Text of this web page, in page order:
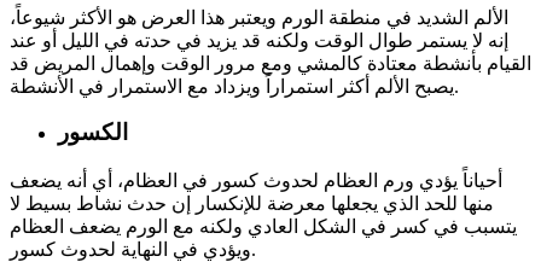
الألم الشديد في منطقة الورم ويعتبر هذا العرض هو الأكثر شيوعاً،
إنه لا يستمر طوال الوقت ولكنه قد يزيد في حدته في الليل أو عند
القيام بأنشطة معتادة كالمشي ومع مرور الوقت وإهمال المريض قد
يصبح الألم أكثر استمراراً ويزداد مع الاستمرار في الأنشطة.
أحياناً يؤدي ورم العظام لحدوث كسور في العظام، أي أنه يضعف
منها للحد الذي يجعلها معرضة للإنكسار إن حدث نشاط بسيط لا
يتسبب في كسر في الشكل العادي ولكنه مع الورم يضعف العظام
ويؤدي في النهاية لحدوث كسور.